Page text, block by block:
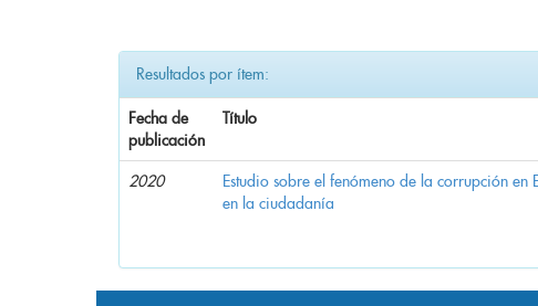
Resultados por ítem:
Fecha de
publicación
Título
2020
Estudio sobre el fenómeno de la corrupción en
en la ciudadanía